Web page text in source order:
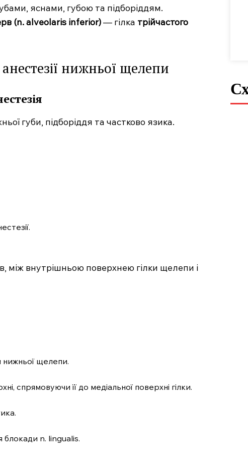
яснами, губою та підборіддям.
(n. alveolaris inferior)— гілка трійчастого
нижньої щелепи
губи, підборіддя та частково язика.
між внутрішньою поверхнею гілки щелепи і
нижньої щелепи.
спрямовуючи її до медіальної поверхні гілки.
n. lingualis.